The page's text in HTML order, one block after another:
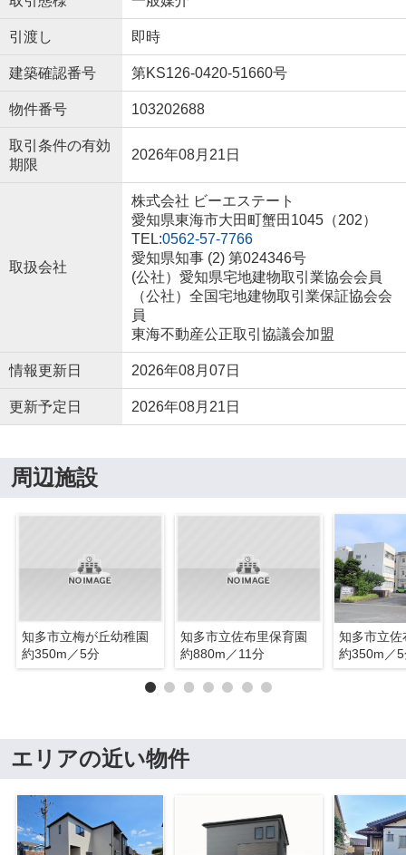
引渡し 即時
建築確認番号 第KS126-0420-51660号
物件番号 103202688
取引条件の有効
期限
2026年08月21日
取扱会社
株式会社 ビーエステート
愛知県東海市大田町蟹田1045（202）
TEL:0562-57-7766
愛知県知事 (2) 第024346号
(公社）愛知県宅地建物取引業協会会員
（公社）全国宅地建物取引業保証協会会
員
東海不動産公正取引協議会加盟
情報更新日 2026年08月07日
更新予定日 2026年08月21日
周辺施設
知多市立梅が丘幼稚園
約350m／5分
知多市立佐布里保育園
約880m／11分
知多市立佐
約350m／
エリアの近い物件